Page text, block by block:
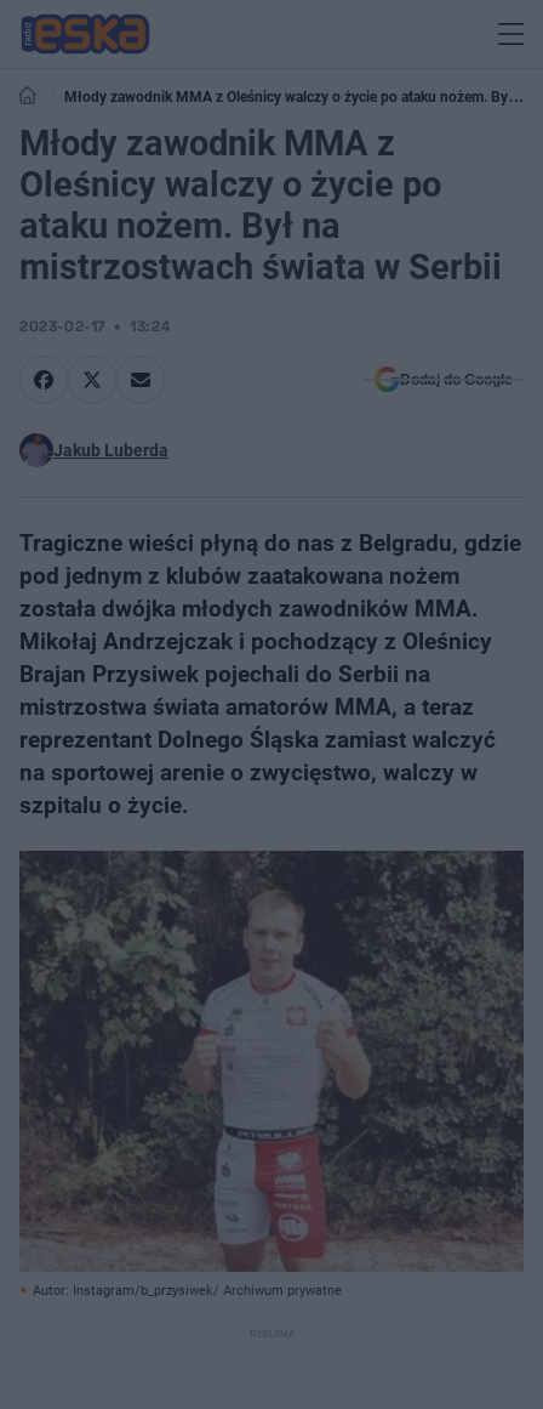
Młody zawodnik MMA z Oleśnicy walczy o życie po ataku nożem. Był na
mistrzostwach świata w Serbii
Młody zawodnik MMA z
Oleśnicy walczy o życie po
ataku nożem. Był na
mistrzostwach świata w Serbii
2023-02-17 13:24
Dodaj do Google
Jakub Luberda
Tragiczne wieści płyną do nas z Belgradu, gdzie
pod jednym z klubów zaatakowana nożem
została dwójka młodych zawodników MMA.
Mikołaj Andrzejczak i pochodzący z Oleśnicy
Brajan Przysiwek pojechali do Serbii na
mistrzostwa świata amatorów MMA, a teraz
reprezentant Dolnego Śląska zamiast walczyć
na sportowej arenie o zwycięstwo, walczy w
szpitalu o życie.
Autor: Instagram/b_przysiwek/ Archiwum prywatne